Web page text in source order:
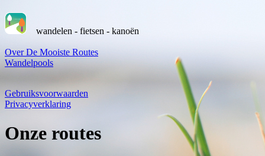
wandelen - fietsen - kanoën
Over De Mooiste Routes
Wandelpools
Gebruiksvoorwaarden
Privacyverklaring
Onze routes